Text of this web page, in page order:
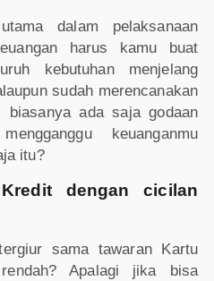
dalam pelaksanaan
harus kamu buat
kebutuhan menjelang
sudah merencanakan
biasanya ada saja godaan
keuanganmu
itu?
dengan cicilan
sama tawaran Kartu
Apalagi jika bisa